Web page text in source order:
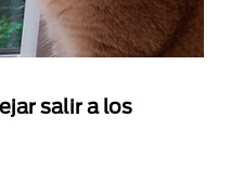
salir a los